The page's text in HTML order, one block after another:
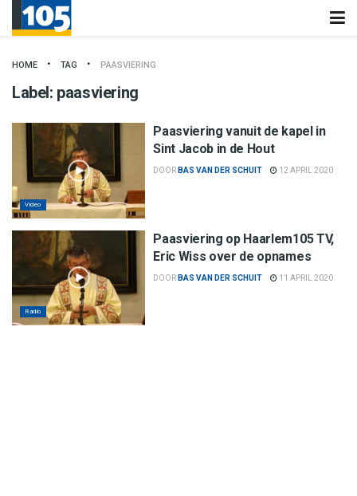
HOME TAG PAASVIERING
Label: paasviering
Video
Paasviering vanuit de kapel in
Sint Jacob in de Hout
DOOR BAS VAN DER SCHUIT 12 APRIL 2020
Radio
Paasviering op Haarlem105 TV,
Eric Wiss over de opnames
DOOR BAS VAN DER SCHUIT 11 APRIL 2020